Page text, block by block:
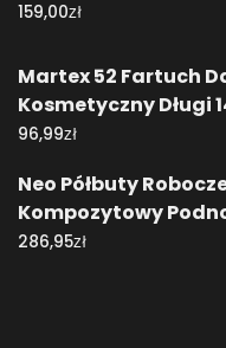
159,00zł
Martex 52 Fartuch
Kosmetyczny Długi
96,99zł
Neo Półbuty
Kompozytowy
286,95zł